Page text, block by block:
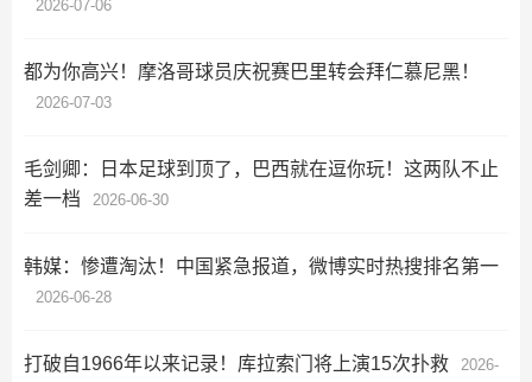
2026-07-06
都为你高兴！摩洛哥球员庆祝赛巴里转会拜仁慕尼黑！
2026-07-03
毛剑卿：日本足球到顶了，巴西就在逗你玩！这两队不止
差一档
2026-06-30
韩媒：惨遭淘汰！中国紧急报道，微博实时热搜排名第一
2026-06-28
打破自1966年以来记录！库拉索门将上演15次扑救
2026-